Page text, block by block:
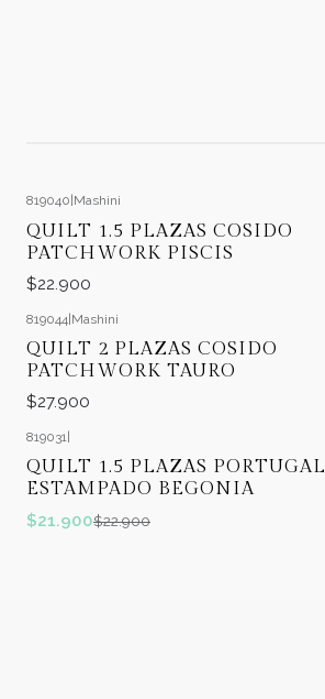
819040 Mashini
QUILT 1.5 PLAZAS COSIDO
PATCHWORK PISCIS
$22.900
819044|Mashini
QUILT 2 PLAZAS COSIDO
PATCHWORK TAURO
$27.900
819031
QUILT 1.5 PLAZAS PORTUGAL
ESTAMPADO BEGONIA
$21.900$22.900